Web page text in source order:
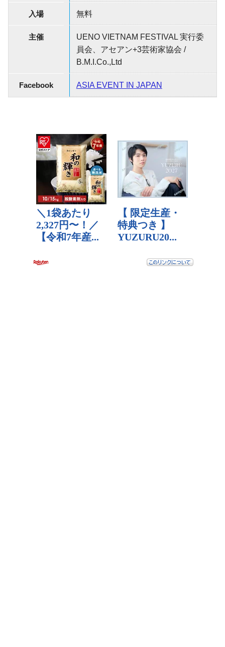
入場 無料
主催
UENO VIETNAM FESTIVAL 実行委
員会、アセアン+3芸術家協会 /
B.M.I.Co.,Ltd
Facebook ASIA EVENT IN JAPAN